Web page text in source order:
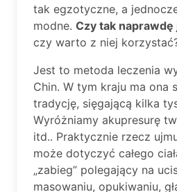
tak egzotyczne, a
modne. Czy tak
czy warto z niej
Jest to metoda leczenia
Chin. W tym kraju ma ona
tradycję, sięgającą kilka
Wyróżniamy akupresurę
itd.. Praktycznie rzecz
może dotyczyć całego
„zabieg” polegający na
masowaniu, opukiwaniu,